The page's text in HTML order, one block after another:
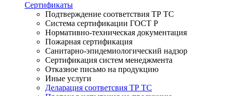
Сертификаты
Подтверждение соответствия ТР ТС
Система сертификации ГОСТ Р
Нормативно-техническая документация
Пожарная сертификация
Санитарно-эпидемиологический надзор
Сертификация систем менеджмента
Отказное письмо на продукцию
Иные услуги
Деларация соответсвия ТР ТС